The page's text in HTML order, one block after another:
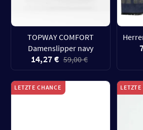
TOPWAY COMFORT
Damenslipper navy
14,27 € 59,00 €
LETZTE CHANCE